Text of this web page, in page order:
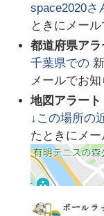
space2020さ
ときにメー
都道府県アラ
千葉県での
メールでお
地図アラート
↓この場所の
たときにメ